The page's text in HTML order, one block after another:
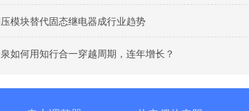
模块替代固态继电器成行业趋势
如何用知行合一穿越周期，连年增长？